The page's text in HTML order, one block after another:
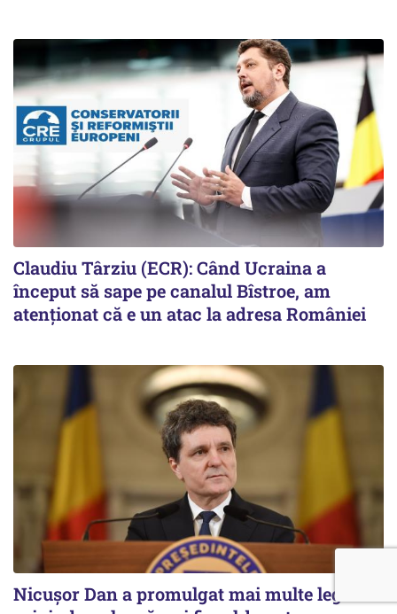
Claudiu Târziu (ECR): Când Ucraina a
început să sape pe canalul Bîstroe, am
atenționat că e un atac la adresa României
Nicușor Dan a promulgat mai multe legi